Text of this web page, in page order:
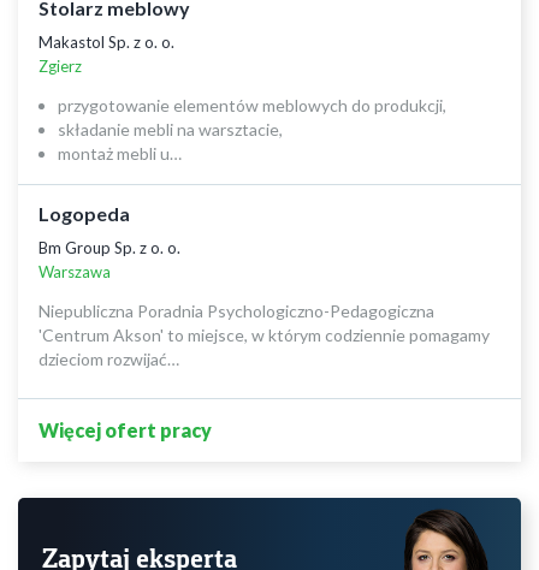
Stolarz meblowy
Makastol Sp. z o. o.
Zgierz
przygotowanie elementów meblowych do produkcji,
składanie mebli na warsztacie,
montaż mebli u…
Logopeda
Bm Group Sp. z o. o.
Warszawa
Niepubliczna Poradnia Psychologiczno-Pedagogiczna
'Centrum Akson' to miejsce, w którym codziennie pomagamy
dzieciom rozwijać…
Więcej ofert pracy
Zapytaj eksperta